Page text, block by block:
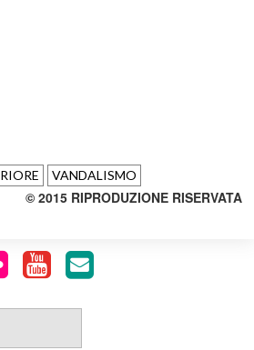
VANDALISMO
© 2015 RIPRODUZIONE RISERVATA